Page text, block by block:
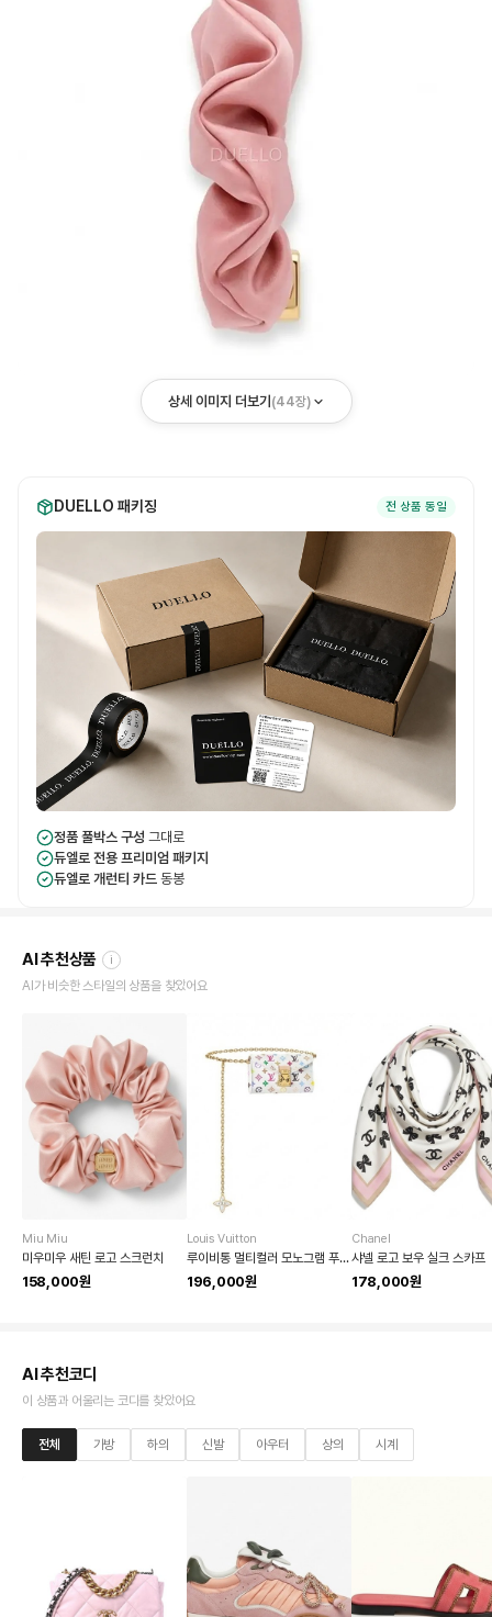
상세 이미지 더보기 (44장)
DUELLO 패키징 전 상품 동일
정품 풀박스 구성 그대로
듀엘로 전용 프리미엄 패키지
듀엘로 개런티 카드 동봉
AI 추천상품 i
AI가 비슷한 스타일의 상품을 찾았어요
Miu Miu
미우미우 새틴 로고 스크런치
158,000원
Louis Vuitton
루이비통 멀티컬러 모노그램 푸셋 메티스 벨트
196,000원
Chanel
샤넬 로고 보우 실크 스카프
178,000원
AI 추천코디
이 상품과 어울리는 코디를 찾았어요
전체 가방 하의 신발 아우터 상의 시계